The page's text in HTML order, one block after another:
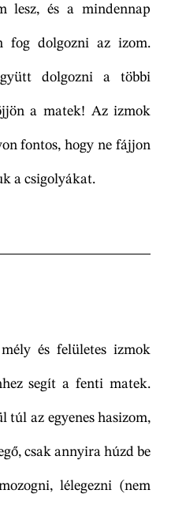
lesz, és a mindennap
fog dolgozni az izom.
dolgozni a többi
a matek! Az izmok
fontos, hogy ne fájjon
a csigolyákat.
és felületes izmok
segít a fenti matek.
túl az egyenes hasizom,
csak annyira húzd be
lélegezni (nem